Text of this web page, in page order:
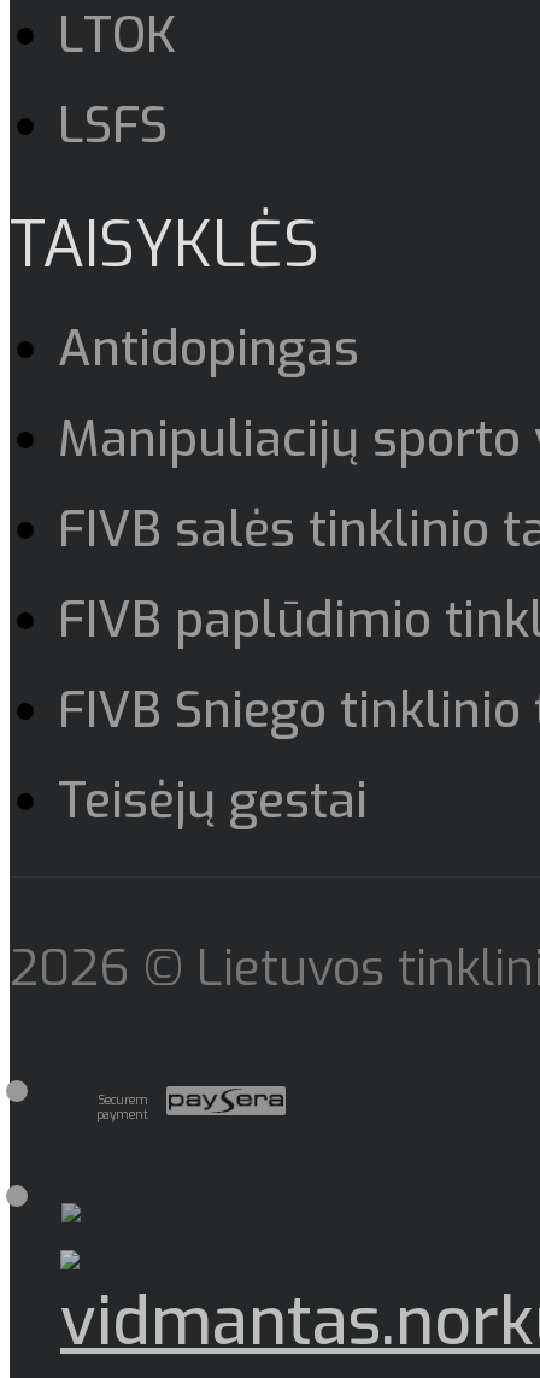
LTOK
LSFS
TAISYKLĖS
Antidopingas
Manipuliacijų
FIVB salės tinklinio
FIVB paplūdimio
FIVB Sniego
Teisėjų gestai
2026 © Lietuvos
Securem
payment